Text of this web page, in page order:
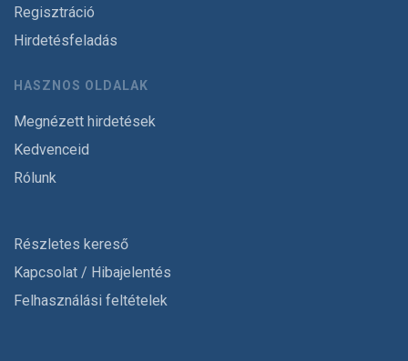
Regisztráció
Hirdetésfeladás
HASZNOS OLDALAK
Megnézett hirdetések
Kedvenceid
Rólunk
Részletes kereső
Kapcsolat / Hibajelentés
Felhasználási feltételek